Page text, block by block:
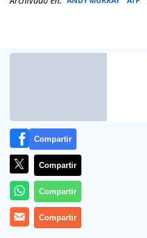
Más información
Compartir
Compartir
Compartir
Compartir